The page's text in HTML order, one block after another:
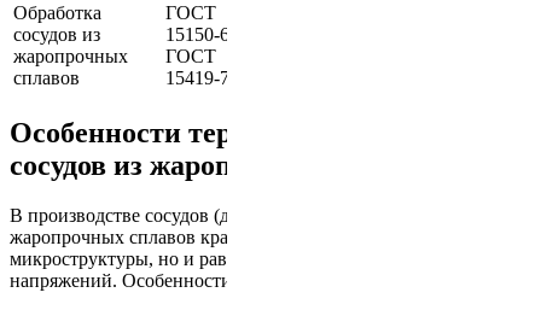
Обработка
сосудов из
жаропрочных
сплавов
ГОСТ
15150-69,
ГОСТ
15419-79
Особенности термической обработки
сосудов из жаропрочных сплавов
В производстве сосудов (давленных, теплообменных и др.) из
жаропрочных сплавов крайне важен контроль не только
микроструктуры, но и равномерности распределения
напряжений. Особенности таких изделий: